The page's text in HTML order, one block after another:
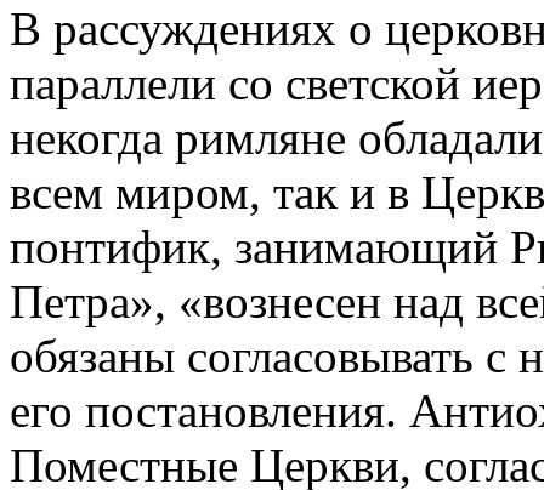
В рассуждениях о
параллели со светской
некогда римляне
всем миром, так и в
понтифик, занимающий
Петра», «вознесен над
обязаны согласовывать
его постановления.
Поместные Церкви,